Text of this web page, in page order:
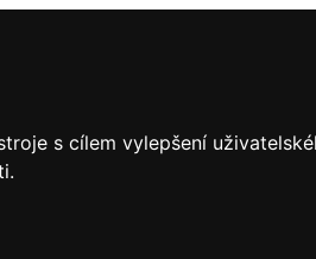
s cílem vylepšení